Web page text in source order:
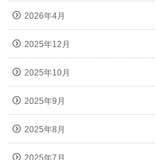
2026年4月
2025年12月
2025年10月
2025年9月
2025年8月
2025年7月